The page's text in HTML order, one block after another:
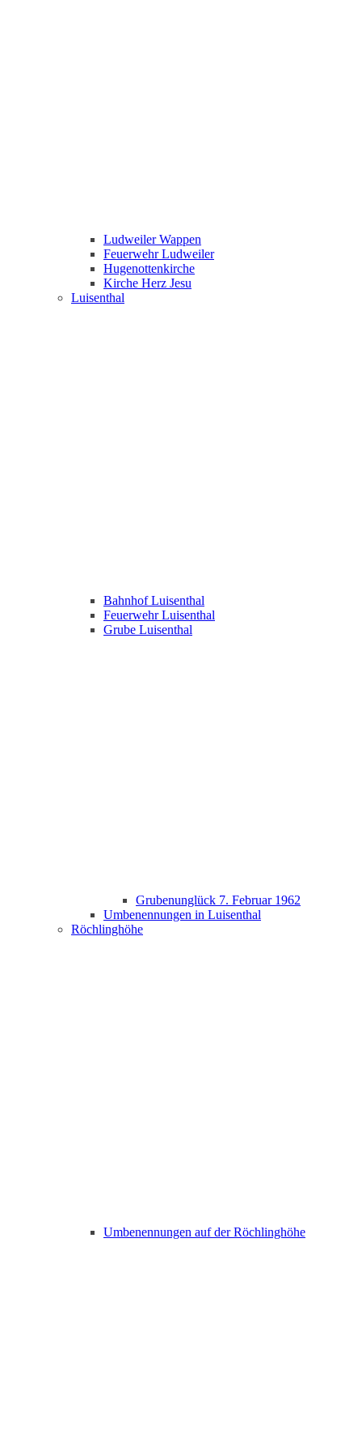
Ludweiler Wappen
Feuerwehr Ludweiler
Hugenottenkirche
Kirche Herz Jesu
Luisenthal
Bahnhof Luisenthal
Feuerwehr Luisenthal
Grube Luisenthal
Grubenunglück 7. Februar 1962
Umbenennungen in Luisenthal
Röchlinghöhe
Umbenennungen auf der Röchlinghöhe